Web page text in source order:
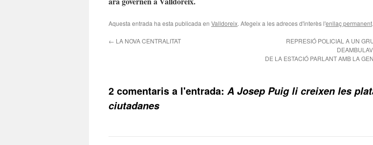
Aquesta entrada ha esta publicada en Valldoreix. Afegeix a les adreces d'interès l'enllaç permanent.
← LA NOVA CENTRALITAT
REPRESIÓ POLICIAL A UN
DE LA ESTACIÓ PARLANT AMB LA
2 comentaris a l'entrada: A Josep Puig li creixen les
ciutadanes